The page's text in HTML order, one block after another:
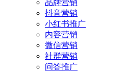
品牌营销
抖音营销
小红书推广
内容营销
微信营销
社群营销
问答推广